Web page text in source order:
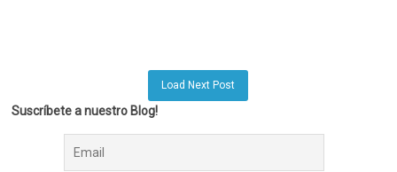
Load Next Post
Suscríbete a nuestro Blog!